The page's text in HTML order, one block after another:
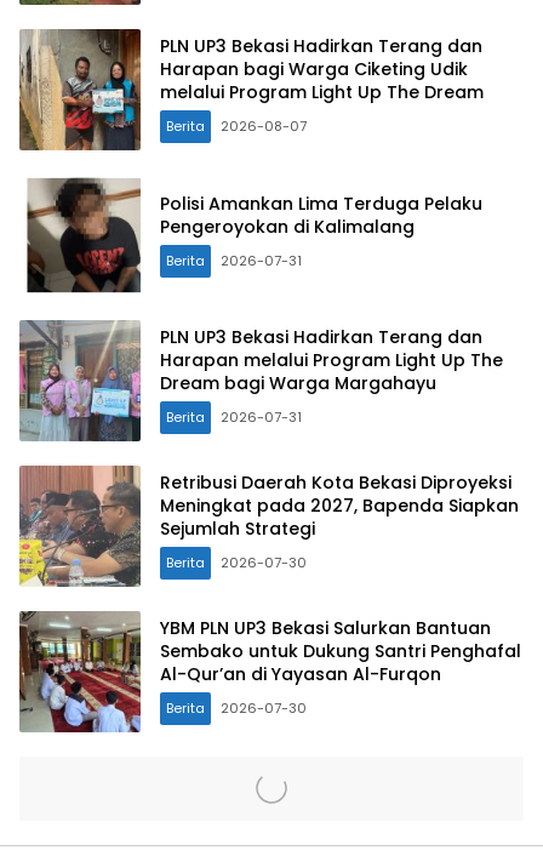
PLN UP3 Bekasi Hadirkan Terang dan
Harapan bagi Warga Ciketing Udik
melalui Program Light Up The Dream
Berita 2026-08-07
Polisi Amankan Lima Terduga Pelaku
Pengeroyokan di Kalimalang
Berita 2026-07-31
PLN UP3 Bekasi Hadirkan Terang dan
Harapan melalui Program Light Up The
Dream bagi Warga Margahayu
Berita 2026-07-31
Retribusi Daerah Kota Bekasi Diproyeksi
Meningkat pada 2027, Bapenda Siapkan
Sejumlah Strategi
Berita 2026-07-30
YBM PLN UP3 Bekasi Salurkan Bantuan
Sembako untuk Dukung Santri Penghafal
Al-Qur’an di Yayasan Al-Furqon
Berita 2026-07-30